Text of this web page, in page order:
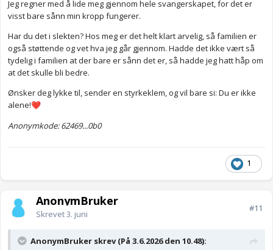
Jeg regner med å lide meg gjennom hele svangerskapet, for det er
visst bare sånn min kropp fungerer.
Har du det i slekten? Hos meg er det helt klart arvelig, så familien er
også støttende og vet hva jeg går gjennom. Hadde det ikke vært så
tydelig i familien at der bare er sånn det er, så hadde jeg hatt håp om
at det skulle bli bedre.
Ønsker deg lykke til, sender en styrkeklem, og vil bare si: Du er ikke
alene!❤️
Anonymkode: 62469...0b0
1
AnonymBruker
Skrevet3. juni
#11
AnonymBruker skrev (På 3.6.2026 den 10.48):